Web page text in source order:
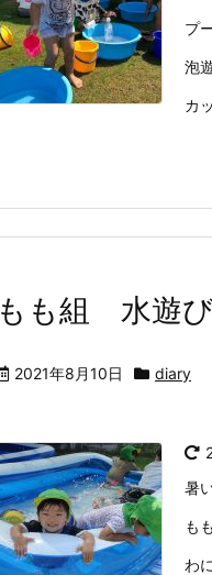
プ
泡
カ
もも組 水遊
2021年8月10日 diary
暑
も
わ